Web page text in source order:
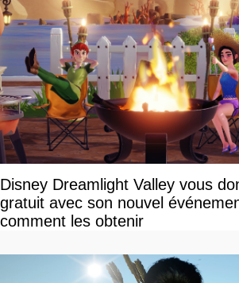
Disney Dreamlight Valley vous
gratuit avec son nouvel
comment les obtenir